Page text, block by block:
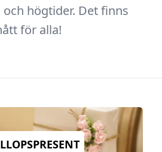
högtider. Det finns
för alla!